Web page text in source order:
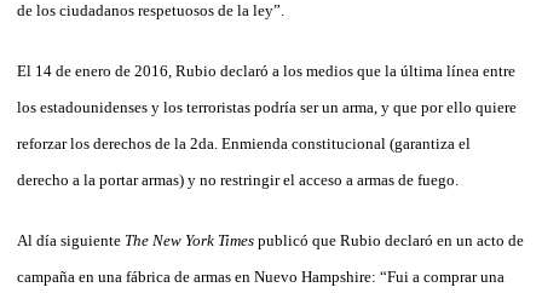
de los ciudadanos respetuosos de la ley”.
El 14 de enero de 2016, Rubio declaró a los medios que la última línea entre
los estadounidenses y los terroristas podría ser un arma, y que por ello quiere
reforzar los derechos de la 2da. Enmienda constitucional (garantiza el
derecho a la portar armas) y no restringir el acceso a armas de fuego.
Al día siguiente The New York Times publicó que Rubio declaró en un acto de
campaña en una fábrica de armas en Nuevo Hampshire: “Fui a comprar una